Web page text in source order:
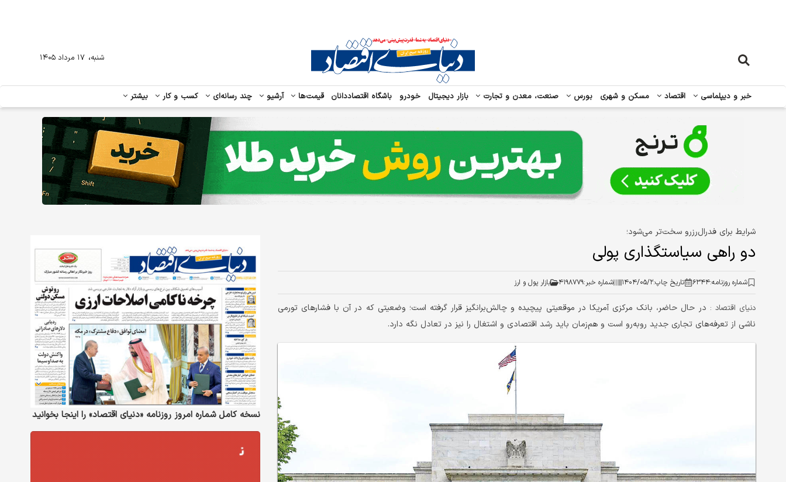
خبر و دیپلماسی اقتصاد مسکن و شهری بورس صنعت، معدن و تجارت بازار دیجیتال خودرو باشگاه اقتصاددانان قیمت‌ها آرشیو چند رسانه‌ای کسب و کار بیشتر
شنبه، ۱۷ مرداد ۱۴۰۵
شرایط برای فدرال‏‏‌رزرو سخت‏‏‌تر می‌شود؛
دو راهی سیاستگذاری پولی
شماره روزنامه:۶۳۴۴ تاریخ چاپ:۱۴۰۴/۰۵/۲ شماره خبر:۴۱۹۸۷۷۹ بازار پول و ارز
دنياي اقتصاد : در حال حاضر، بانک مرکزی آمریکا در موقعیتی پیچیده و چالش‌‌‌برانگیز قرار گرفته است؛ وضعیتی که در آن با فشارهای تورمی
ناشی از تعرفه‌‌‌های تجاری جدید روبه‌رو است و هم‌‌‌زمان باید رشد اقتصادی و اشتغال را نیز در تعادل نگه دارد.
نسخه کامل شماره امروز روزنامه «دنیای‌ اقتصاد» را اینجا بخوانید